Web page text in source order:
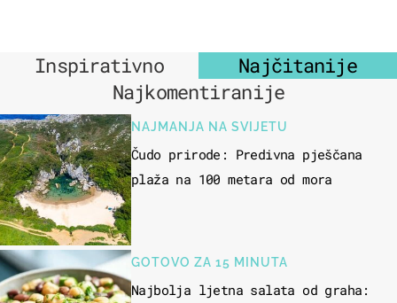
Inspirativno
Najčitanije
Najkomentiranije
NAJMANJA NA SVIJETU
Čudo prirode: Predivna pješčana
plaža na 100 metara od mora
GOTOVO ZA 15 MINUTA
Najbolja ljetna salata od graha: